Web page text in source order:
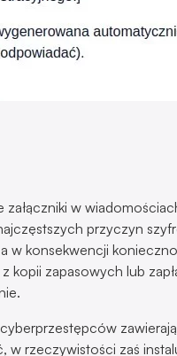
załączniki w
przyczyn
w konsekwencji
kopii zapasowych lub
w rzeczywistości zaś